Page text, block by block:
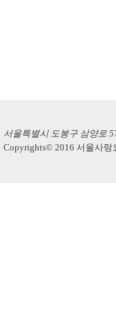
서울특별시 도봉구 삼양로
Copyrights© 2016 서울사랑